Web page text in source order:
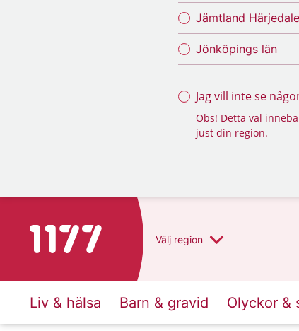
Jämtland
Jönköpings län
Jag vill inte se
Obs! Detta val
just din region.
Till startsidan för 1177 Välj region
Liv & hälsa Barn & gravid Olyckor &